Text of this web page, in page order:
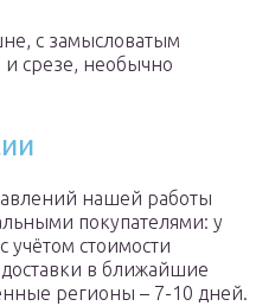
с замысловатым
и срезе, необычно
нашей работы
покупателями: у
учётом стоимости
в ближайшие
регионы – 7-10 дней.